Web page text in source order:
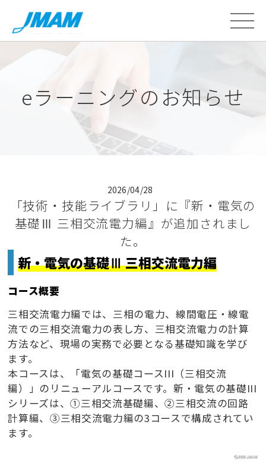
eラーニングのお知らせ
2026/04/28
「技術・技能ライブラリ」に『新・電気の
基礎Ⅲ 三相交流電力編』が追加されまし
た。
新・電気の基礎Ⅲ 三相交流電力編
コース概要
三相交流電力編では、三相の電力、線間電圧・線電
流での三相交流電力の表し方、三相交流電力の計算
方法など、現場の実務で必要となる基礎知識を学び
ます。
本コースは、「電気の基礎コースIII（三相交流
編）」のリニューアルコースです。新・電気の基礎III
シリーズは、①三相交流基礎編、②三相交流の回路
計算編、③三相交流電力編の3コースで構成されてい
ます。